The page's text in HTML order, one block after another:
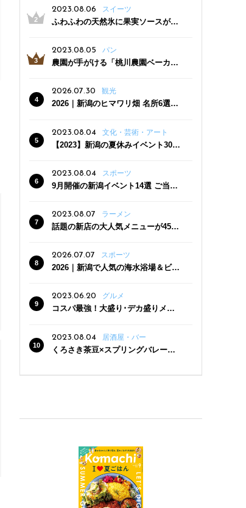
2023.08.06
スイーツ
ふわふわの天然氷に果実ソースがた
三条駅近くにオープン
2023.08.05 パン
農園が手がける「桃川農園ベーカリ
った焼きたてパンのほか、ジェラー
トやスムージーも
2026.07.30 観光
2026｜新潟のヒマワリ畑 名所6選
2023.08.04
文化・芸術・アート
【2023】新潟の夏休みイベント30
2023.08.04
スポーツ
9月開催の新潟イベント14選 ご当地
2023.08.07 ラーメン
話題の新店の大人気メニューが450
クーポン登場
2026.07.07 スポーツ
2026｜新潟で人気の海水浴場＆ビー
2023.06.20
グルメ
コスパ最強！大盛り･デカ盛りメニ
2023.08.04
居酒屋・バー
くろさき茶豆×スプリングバレー豊